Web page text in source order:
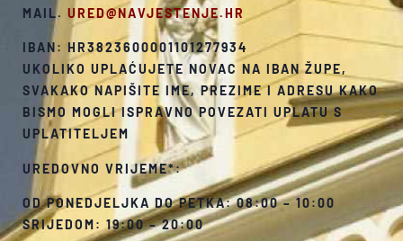
MAIL. URED@NAVJESTENJE.HR
IBAN: HR3823600001101277934
UKOLIKO UPLAĆUJETE NOVAC NA IBAN ŽUPE,
SVAKAKO NAPIŠITE IME, PREZIME I ADRESU KAKO
BISMO MOGLI ISPRAVNO POVEZATI UPLATU S
UPLATITELJEM
UREDOVNO VRIJEME*:
OD PONEDJELJKA DO PETKA: 08:00 – 10:00
SRIJEDOM: 19:00 – 20:00